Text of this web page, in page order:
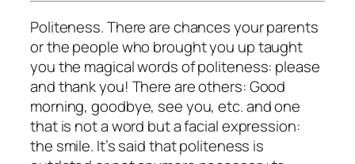
Politeness. There are chances your parents
or the people who brought you up taught
you the magical words of politeness: please
and thank you! There are others: Good
morning, goodbye, see you, etc. and one
that is not a word but a facial expression:
the smile. It’s said that politeness is